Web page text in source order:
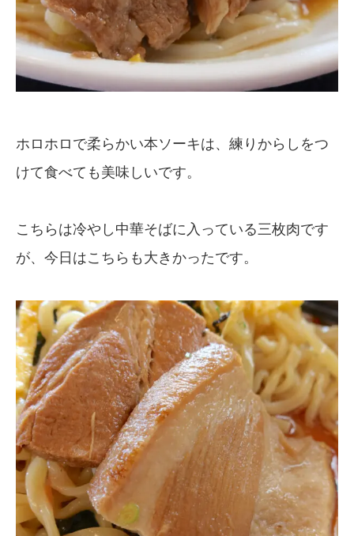
ホロホロで柔らかい本ソーキは、練りからしをつ
けて食べても美味しいです。
こちらは冷やし中華そばに入っている三枚肉です
が、今日はこちらも大きかったです。